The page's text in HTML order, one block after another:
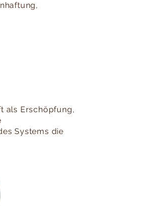
als Erschöpfung,
Systems die